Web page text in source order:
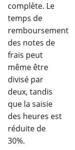
complète. Le
temps de
remboursement
des notes de
frais peut
même être
divisé par
deux, tandis
que la saisie
des heures est
réduite de
30%.